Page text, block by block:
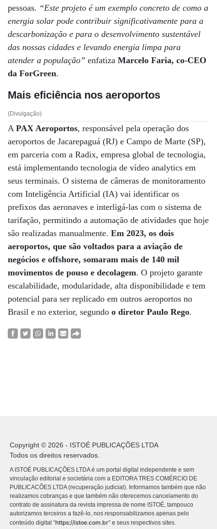
pessoas. “Este projeto é um exemplo concreto de como a
energia solar pode contribuir significativamente para a
descarbonização e para o desenvolvimento sustentável
das nossas cidades e levando energia limpa para
atender a população” enfatiza Marcelo Faria, co-CEO
da ForGreen.
Mais eficiência nos aeroportos
(Divulgação)
A PAX Aeroportos, responsável pela operação dos
aeroportos de Jacarepaguá (RJ) e Campo de Marte (SP),
em parceria com a Radix, empresa global de tecnologia,
está implementando tecnologia de vídeo analytics em
seus terminais. O sistema de câmeras de monitoramento
com Inteligência Artificial (IA) vai identificar os
prefixos das aeronaves e interligá-las com o sistema de
tarifação, permitindo a automação de atividades que hoje
são realizadas manualmente. Em 2023, os dois
aeroportos, que são voltados para a aviação de
negócios e offshore, somaram mais de 140 mil
movimentos de pouso e decolagem. O projeto garante
escalabilidade, modularidade, alta disponibilidade e tem
potencial para ser replicado em outros aeroportos no
Brasil e no exterior, segundo o diretor Paulo Rego.
Copyright © 2026 - ISTOÉ PUBLICAÇÕES LTDA
Todos os direitos reservados.
A ISTOÉ PUBLICAÇÕES LTDA é um portal digital independente e sem
vinculação editorial e societária com a EDITORA TRES COMÉRCIO DE
PUBLICACÕES LTDA (recuperação judicial). Informamos também que não
realizamos cobranças e que também não oferecemos cancelamento do
contrato de assinatura da revista impressa de nome ISTOÉ, tampouco
autorizamos terceiros a fazê-lo, nos responsabilizamos apenas pelo
conteúdo digital “https://istoe.com.br” e seus respectivos sites.